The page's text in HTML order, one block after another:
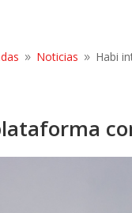
9 Noticias 9 Habi